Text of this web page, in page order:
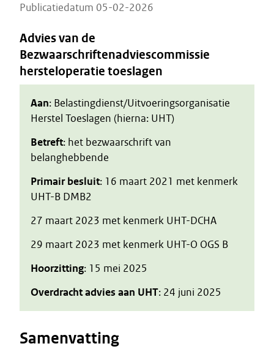
Publicatiedatum 05-02-2026
Advies van de
Bezwaarschriftenadviescommissie
hersteloperatie toeslagen
Aan: Belastingdienst/Uitvoeringsorganisatie
Herstel Toeslagen (hierna: UHT)
Betreft: het bezwaarschrift van
belanghebbende
Primair besluit: 16 maart 2021 met kenmerk
UHT-B DMB2
27 maart 2023 met kenmerk UHT-DCHA
29 maart 2023 met kenmerk UHT-O OGS B
Hoorzitting: 15 mei 2025
Overdracht advies aan UHT: 24 juni 2025
Samenvatting